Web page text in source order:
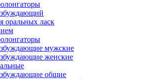
оральных ласк
мужские
женские
общие